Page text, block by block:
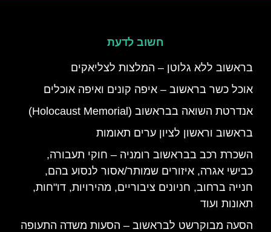
חשוב לדעת
בראשוב ללא גלוטן – המלצות לצליאקים
אוכל כשר בראשוב – איפה קונים ואיפה אוכלים
אנדרטת השואה בבראשוב (Holocaust Memorial)
בראשוב וראשון לציון ערים תאומות
השכרת רכב בבראשוב רומניה – חוקי תעבורה,
כבישי אגרה, איזורים שמותר/אסור לנסוע בהם,
חנייה ברחוב, חניונים ציבוריים, מהירויות, דו"חות,
תאונות ועוד
הסעה מבוקרשט לבראשוב – הסעות משדה התעופה